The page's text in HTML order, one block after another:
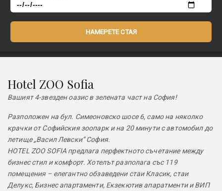
НАМЕРЕТЕ СТАЯ
Hotel ZOO Sofia
Вашият 4-звезден оазис в зелената част на София!
Разположен на бул. Симеоновско шосе 6, само на няколко
крачки от Софийския зоопарк и на 20 минути с автомобил до
летище „Васил Левски“ София.
HOTEL ZOO SOFIA предлага перфектното съчетание между
бизнес стил и комфорт. Хотелът разполага със 119
помещения – елегантно обзаведени стаи Класик, стаи
Делукс, Бизнес апартаменти, Екзекютив апаратменти и ВИП